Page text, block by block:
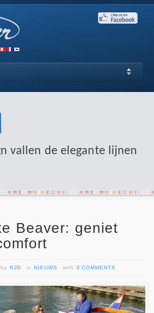
vallen de elegante lijnen
Beaver: geniet
byRJD inNIEUWS with0 COMMENTS